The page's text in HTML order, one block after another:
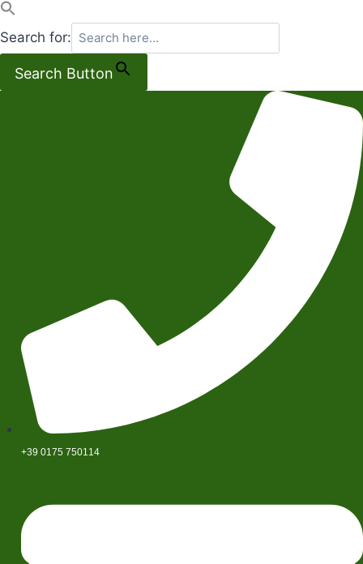
Search for:
Search Button
+39 0175 750114